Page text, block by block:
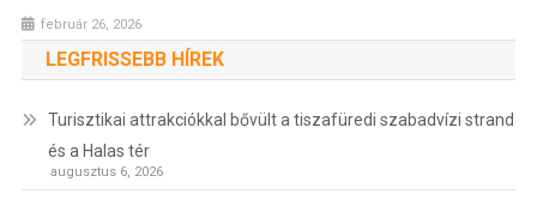
február 26, 2026
LEGFRISSEBB HÍREK
Turisztikai attrakciókkal bővült a tiszafüredi szabadvízi strand
és a Halas tér
augusztus 6, 2026